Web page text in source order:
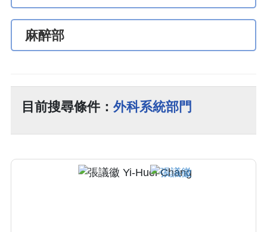
麻醉部
目前搜尋條件： 外科系統部門